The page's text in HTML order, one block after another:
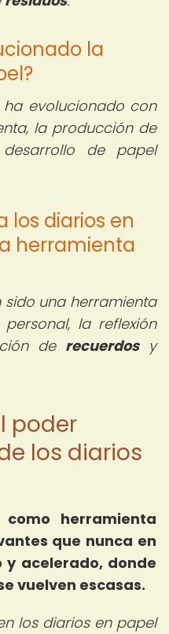
la
evolucionado con
la producción de
de papel
los diarios en
herramienta
sido una herramienta
la reflexión
de recuerdosy
poder
los diarios
herramienta
que nunca en
acelerado, donde
vuelven escasas.
los diarios en papel